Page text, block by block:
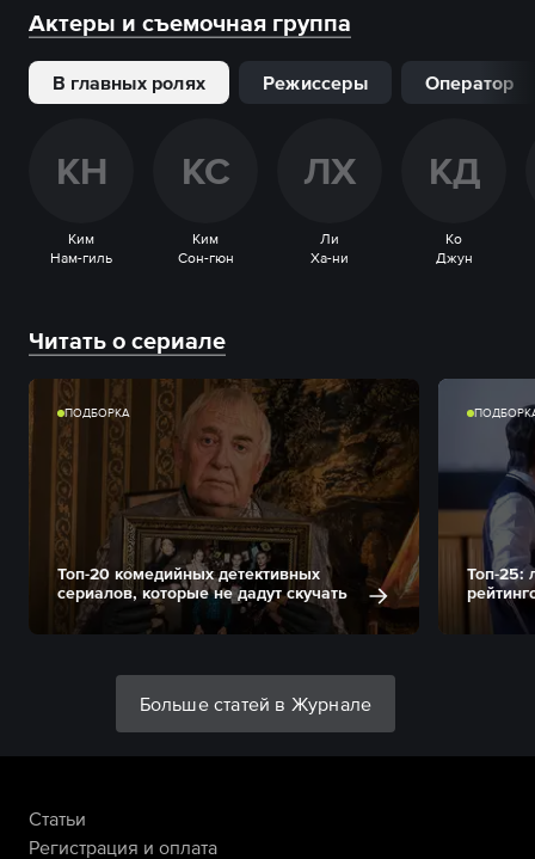
Актеры и съемочная группа
В главных ролях Режиссеры Оператор
КН
Ким
Нам-гиль
КС
Ким
Сон-гюн
ЛХ
Ли
Ха-ни
КД
Ко
Джун
Читать о сериале
ПОДБОРКА
Топ-20 комедийных детективных
сериалов, которые не дадут скучать
Топ-25:
Больше статей в Журнале
Статьи
Регистрация и оплата